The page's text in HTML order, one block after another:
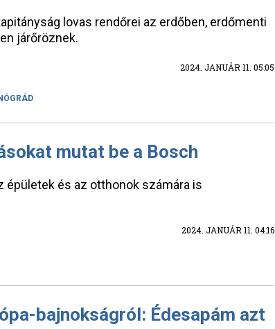
lovas rendőrei az erdőben, erdőmenti
járőröznek.
2024. JANUÁR 11. 05:05
mutat be a Bosch
épületek és az otthonok számára is
2024. JANUÁR 11. 04:16
bajnokságról: Édesapám azt